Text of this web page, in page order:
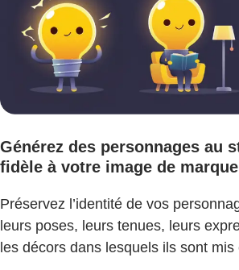
Générez des personnages au
fidèle à votre image de
Préservez l’identité de vos
leurs poses, leurs tenues, leurs
les décors dans lesquels ils sont mis